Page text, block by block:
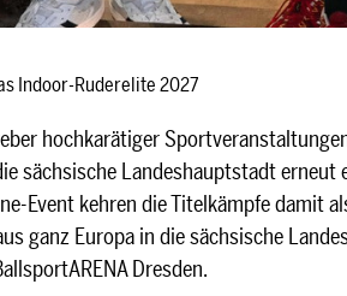
Indoor-Ruderelite 2027
hochkarätiger
sächsische Landeshauptstadt erneut
Event kehren die Titelkämpfe
ganz Europa in die sächsische
Dresden.